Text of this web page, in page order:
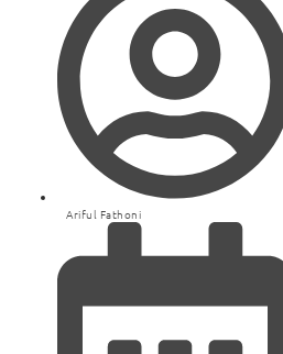
Ariful Fathoni